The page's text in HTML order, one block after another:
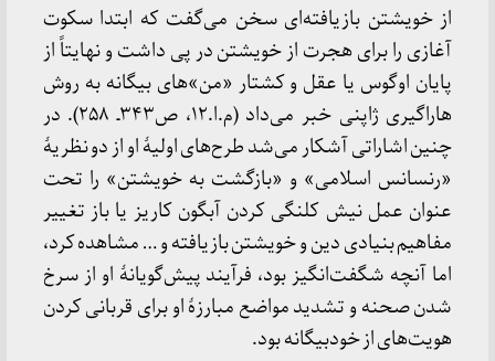
از خویشتن بازیافته‌ای سخن می‌گفت که ابتدا سکوت
آغازی را برای هجرت از خویشتن در پی داشت و نهایتاً از
پایان اوگوس یا عقل و کشتار «من»‌های بیگانه به روش
هاراگیری ژاپنی خبر می‌داد (م.ا.۱۲، ص۳۴۳ـ ۲۵۸). در
چنین اشاراتی آشکار می‌شد طرح‌های اولیهٔ او از دو نظریهٔ
«رنسانس اسلامی» و «بازگشت به خویشتن» را تحت
عنوان عمل نیش کلنگی کردن آبگون کاریز یا باز تغییر
مفاهیم بنیادی دین و خویشتن بازیافته و … مشاهده کرد،
اما آنچه شگفت‌انگیز بود، فرآیند پیش‌گویانهٔ او از سرخ
شدن صحنه و تشدید مواضع مبارزهٔ او برای قربانی کردن
هویت‌های از خودبیگانه بود.